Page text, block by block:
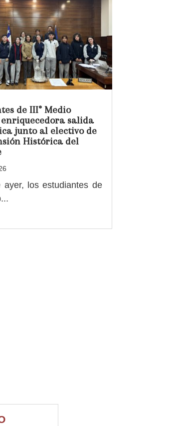
de III° Medio
salida
junto al electivo de
Histórica del
ayer, los estudiantes de